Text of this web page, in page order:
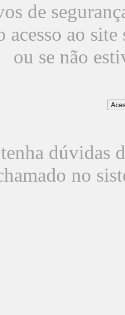
de
acesso ao
ou se não
dúvidas
no